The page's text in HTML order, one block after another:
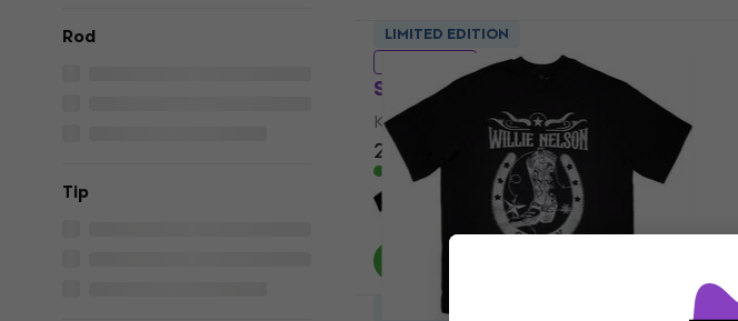
Rod
Tip
Sleep Token Give
Košulja
23,20 € 23,60 €
Na skladištu
LIMITED EDITION
LIMITED EDITION